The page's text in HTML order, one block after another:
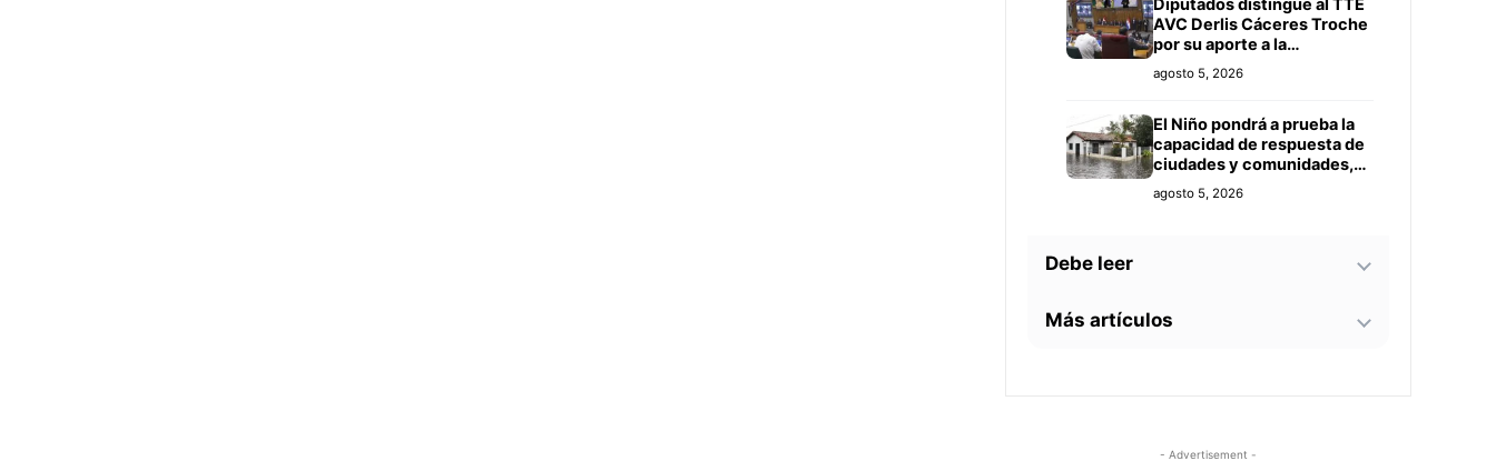
Diputados distingue al TTE
AVC Derlis Cáceres Troche
por su aporte a la
investigación en
Inteligencia Artificial y
agosto 5, 2026
El Niño pondrá a prueba la
capacidad de respuesta de
ciudades y comunidades,
advierte especialista
agosto 5, 2026
Debe leer
Guido González afirma que
Más artículos
agosto 4, 2026
- Advertisement -